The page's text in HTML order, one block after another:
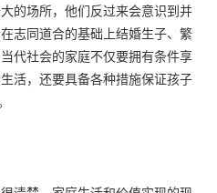
的场所，他们反过来会意识到并
志同道合的基础上结婚生子、繁
代社会的家庭不仅要拥有条件享
活，还要具备各种措施保证孩子